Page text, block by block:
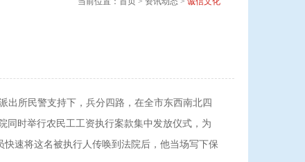
所民警支持下，兵分四路，在全市东西南北四
同时举行农民工工资执行案款集中发放仪式，为
速将这名被执行人传唤到法院后，他当场写下保